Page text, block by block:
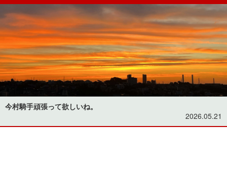
今村騎手頑張って欲しいね。
2026.05.21